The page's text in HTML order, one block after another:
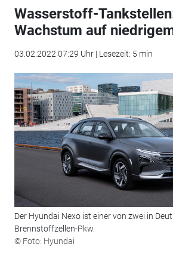
Wasserstoff-
Wachstum auf
03.02.2022 07:29 Uhr | Lesezeit: 5 min
Der Hyundai Nexo ist einer von zwei in
Brennstoffzellen-Pkw.
© Foto: Hyundai